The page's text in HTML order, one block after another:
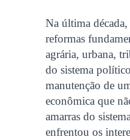
Na última
reformas
agrária, urbana,
do sistema
manutenção de
econômica que
amarras do
enfrentou os